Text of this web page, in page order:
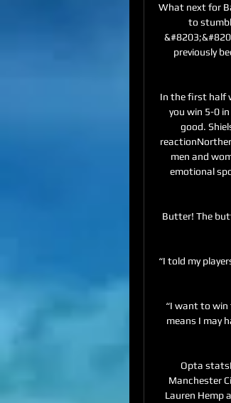
What next for
to
previously
In the first half
you win 5-0
good.
men and
emotional
Butter! The
“I told my
“I want to
means I may
Opta
Manchester
Lauren Hemp